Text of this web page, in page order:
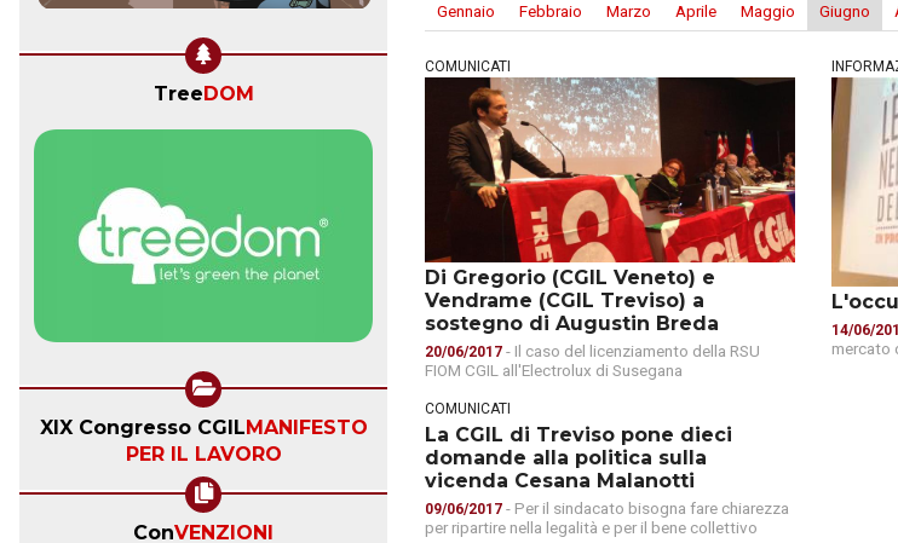
Gennaio Febbraio Marzo Aprile Maggio Giugno
COMUNICATI
Di Gregorio (CGIL Veneto) e
Vendrame (CGIL Treviso) a
sostegno di Augustin Breda
20/06/2017 - Il caso del licenziamento della RSU
FIOM CGIL all'Electrolux di Susegana
COMUNICATI
La CGIL di Treviso pone dieci
domande alla politica sulla
vicenda Cesana Malanotti
09/06/2017 - Per il sindacato bisogna fare chiarezza
per ripartire nella legalità e per il bene collettivo
14/06/
mercato
TreeDOM
XIX Congresso CGILMANIFESTO
PER IL LAVORO
ConVENZIONI